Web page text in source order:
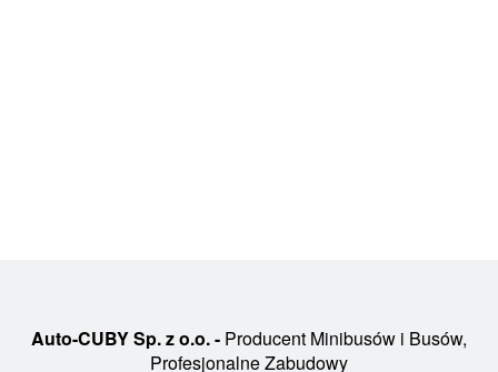
Auto-CUBY Sp. z o.o. - Producent Minibusów i Busów,
Profesjonalne Zabudowy